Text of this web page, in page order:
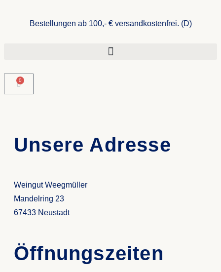
Bestellungen ab 100,- € versandkostenfrei. (D)
0
Unsere Adresse
Weingut Weegmüller
Mandelring 23
67433 Neustadt
Öffnungszeiten